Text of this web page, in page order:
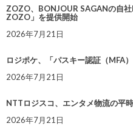
ZOZO、BONJOUR SAGANの自
ZOZO」を提供開始
2026年7月21日
ロジポケ、「パスキー認証（MFA
2026年7月21日
NTTロジスコ、エンタメ物流の平
2026年7月21日